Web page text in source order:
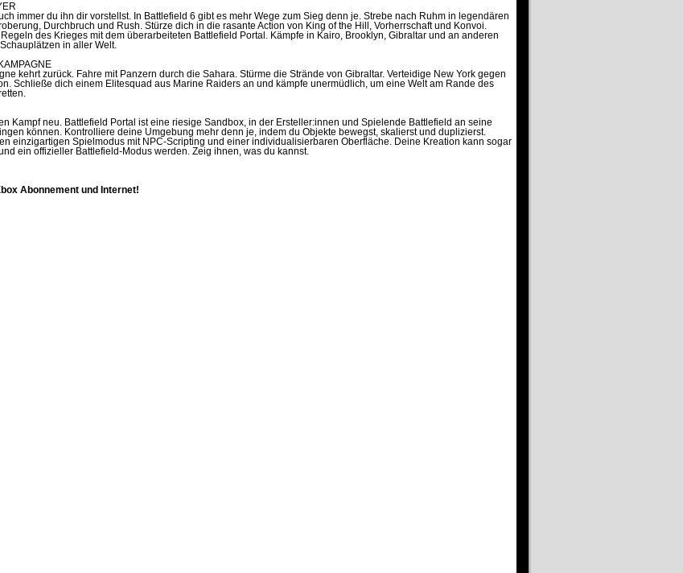
immer du ihn dir vorstellst. In Battlefield 6 gibt es mehr Wege zum Sieg denn je. Strebe nach Ruhm in legendären
Durchbruch und Rush. Stürze dich in die rasante Action von King of the Hill, Vorherrschaft und Konvoi.
des Krieges mit dem überarbeiteten Battlefield Portal. Kämpfe in Kairo, Brooklyn, Gibraltar und an anderen
in aller Welt.
kehrt zurück. Fahre mit Panzern durch die Sahara. Stürme die Strände von Gibraltar. Verteidige New York gegen
Schließe dich einem Elitesquad aus Marine Raiders an und kämpfe unermüdlich, um eine Welt am Rande des
Kampf neu. Battlefield Portal ist eine riesige Sandbox, in der Ersteller:innen und Spielende Battlefield an seine
können. Kontrolliere deine Umgebung mehr denn je, indem du Objekte bewegst, skalierst und duplizierst.
einzigartigen Spielmodus mit NPC-Scripting und einer individualisierbaren Oberfläche. Deine Kreation kann sogar
ein offizieller Battlefield-Modus werden. Zeig ihnen, was du kannst.
Abonnement und Internet!